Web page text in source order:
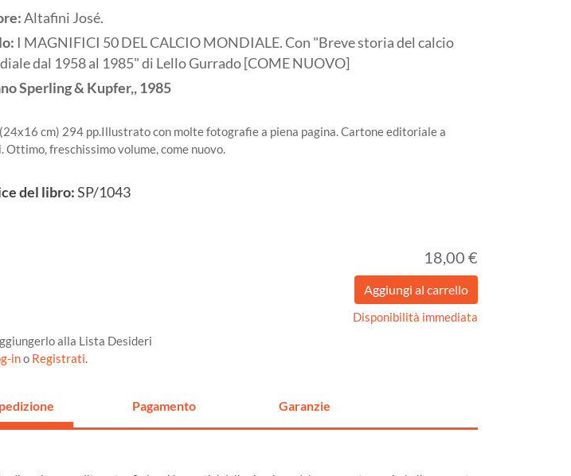
Altafini José.
I MAGNIFICI 50 DEL CALCIO MONDIALE. Con "Breve storia del calcio
dal 1958 al 1985" di Lello Gurrado [COME NUOVO]
Sperling & Kupfer,,1985
cm) 294 pp.Illustrato con molte fotografie a piena pagina. Cartone editoriale a
Ottimo, freschissimo volume, come nuovo.
del libro:SP/1043
18,00 €
Disponibilità immediata
alla Lista Desideri
ino Registrati.
Pagamento Garanzie